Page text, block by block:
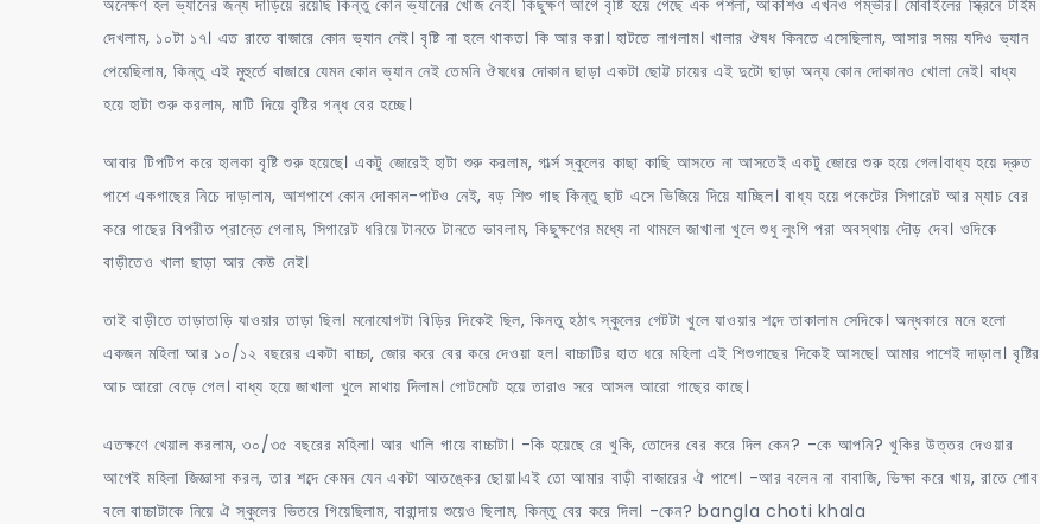
অনেক্ষণ হল ভ্যানের জন্য দাড়িয়ে রয়েছি কিন্তু কোন ভ্যানের খোজ নেই। কিছুক্ষণ আগে বৃষ্টি হয়ে গেছে এক পশলা, আকাশও এখনও গম্ভীর। মোবাইলের স্ক্রিনে টাইম
দেখলাম, ১০টা ১৭। এত রাতে বাজারে কোন ভ্যান নেই। বৃষ্টি না হলে থাকত। কি আর করা। হাটতে লাগলাম। খালার ঔষধ কিনতে এসেছিলাম, আসার সময় যদিও ভ্যান
পেয়েছিলাম, কিন্তু এই মুহুর্তে বাজারে যেমন কোন ভ্যান নেই তেমনি ঔষধের দোকান ছাড়া একটা ছোট্ট চায়ের এই দুটো ছাড়া অন্য কোন দোকানও খোলা নেই। বাধ্য
হয়ে হাটা শুরু করলাম, মাটি দিয়ে বৃষ্টির গন্ধ বের হচ্ছে।
আবার টিপটিপ করে হালকা বৃষ্টি শুরু হয়েছে। একটু জোরেই হাটা শুরু করলাম, গার্ল্স স্কুলের কাছা কাছি আসতে না আসতেই একটু জোরে শুরু হয়ে গেল।বাধ্য হয়ে দ্রুত
পাশে একগাছের নিচে দাড়ালাম, আশপাশে কোন দোকান-পাটও নেই, বড় শিশু গাছ কিন্তু ছাট এসে ভিজিয়ে দিয়ে যাচ্ছিল। বাধ্য হয়ে পকেটের সিগারেট আর ম্যাচ বের
করে গাছের বিপরীত প্রান্তে গেলাম, সিগারেট ধরিয়ে টানতে টানতে ভাবলাম, কিছুক্ষণের মধ্যে না থামলে জাখালা খুলে শুধু লুংগি পরা অবস্থায় দৌড় দেব। ওদিকে
বাড়ীতেও খালা ছাড়া আর কেউ নেই।
তাই বাড়ীতে তাড়াতাড়ি যাওয়ার তাড়া ছিল। মনোযোগটা বিড়ির দিকেই ছিল, কিনতু হঠাৎ স্কুলের গেটটা খুলে যাওয়ার শব্দে তাকালাম সেদিকে। অন্ধকারে মনে হলো
একজন মহিলা আর ১০/১২ বছরের একটা বাচ্চা, জোর করে বের করে দেওয়া হল। বাচ্চাটির হাত ধরে মহিলা এই শিশুগাছের দিকেই আসছে। আমার পাশেই দাড়াল। বৃষ্টির
আচ আরো বেড়ে গেল। বাধ্য হয়ে জাখালা খুলে মাথায় দিলাম। গোটমোট হয়ে তারাও সরে আসল আরো গাছের কাছে।
এতক্ষণে খেয়াল করলাম, ৩০/৩৫ বছরের মহিলা। আর খালি গায়ে বাচ্চাটা। -কি হয়েছে রে খুকি, তোদের বের করে দিল কেন? -কে আপনি? খুকির উত্তর দেওয়ার
আগেই মহিলা জিজ্ঞাসা করল, তার শব্দে কেমন যেন একটা আতঙ্কের ছোয়া।এই তো আমার বাড়ী বাজারের ঐ পাশে। -আর বলেন না বাবাজি, ভিক্ষা করে খায়, রাতে শোব
বলে বাচ্চাটাকে নিয়ে ঐ স্কুলের ভিতরে গিয়েছিলাম, বারান্দায় শুয়েও ছিলাম, কিন্তু বের করে দিল। -কেন? bangla choti khala